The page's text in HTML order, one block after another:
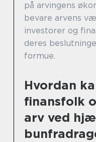
på arvingens
bevare arvens
investorer og
deres
formue.
Hvordan
finansfolk
arv ved